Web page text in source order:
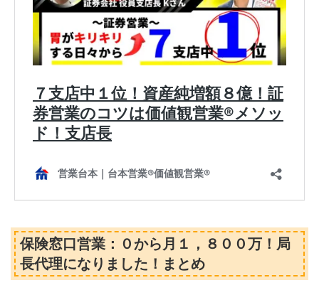
保険窓口営業：０から月１，８００万！局
長代理になりました！まとめ